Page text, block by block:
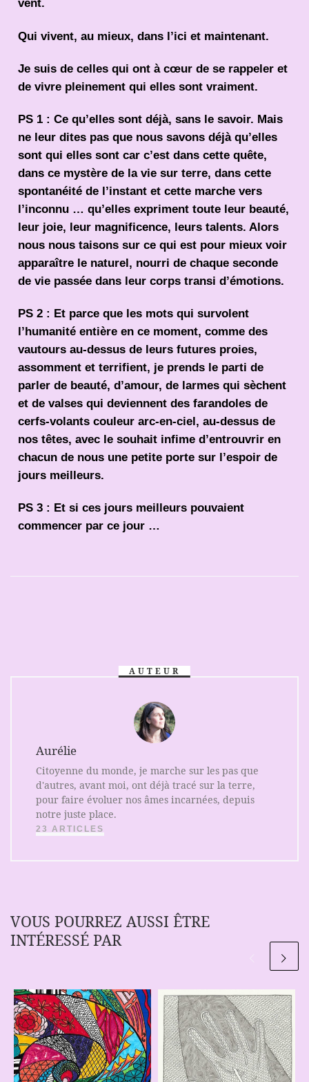
vent.
Qui vivent, au mieux, dans l’ici et maintenant.
Je suis de celles qui ont à cœur de se rappeler et
de vivre pleinement qui elles sont vraiment.
PS 1 : Ce qu’elles sont déjà, sans le savoir. Mais
ne leur dites pas que nous savons déjà qu’elles
sont qui elles sont car c’est dans cette quête,
dans ce mystère de la vie sur terre, dans cette
spontanéité de l’instant et cette marche vers
l’inconnu … qu’elles expriment toute leur beauté,
leur joie, leur magnificence, leurs talents. Alors
nous nous taisons sur ce qui est pour mieux voir
apparaître le naturel, nourri de chaque seconde
de vie passée dans leur corps transi d’émotions.
PS 2 : Et parce que les mots qui survolent
l’humanité entière en ce moment, comme des
vautours au-dessus de leurs futures proies,
assomment et terrifient, je prends le parti de
parler de beauté, d’amour, de larmes qui sèchent
et de valses qui deviennent des farandoles de
cerfs-volants couleur arc-en-ciel, au-dessus de
nos têtes, avec le souhait infime d’entrouvrir en
chacun de nous une petite porte sur l’espoir de
jours meilleurs.
PS 3 : Et si ces jours meilleurs pouvaient
commencer par ce jour …
AUTEUR
Aurélie
Citoyenne du monde, je marche sur les pas que
d'autres, avant moi, ont déjà tracé sur la terre,
pour faire évoluer nos âmes incarnées, depuis
notre juste place.
23 ARTICLES
VOUS POURREZ AUSSI ÊTRE
INTÉRESSÉ PAR